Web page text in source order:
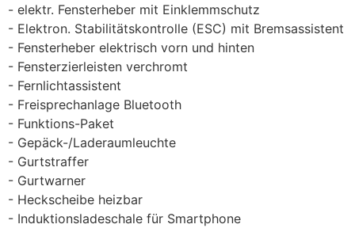
elektr. Fensterheber mit Einklemmschutz
Elektron. Stabilitätskontrolle (ESC) mit Bremsassistent
Fensterheber elektrisch vorn und hinten
Fensterzierleisten verchromt
Fernlichtassistent
Freisprechanlage Bluetooth
Funktions-Paket
Gepäck-/Laderaumleuchte
Gurtstraffer
Gurtwarner
Heckscheibe heizbar
Induktionsladeschale für Smartphone